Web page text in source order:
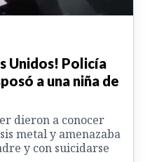
Unidos! Policía
a una niña de
dieron a conocer
metal y amenazaba
y con suicidarse